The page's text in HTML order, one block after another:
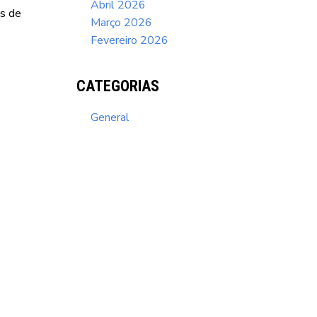
de
Abril 2026
Março 2026
Fevereiro 2026
CATEGORIAS
General